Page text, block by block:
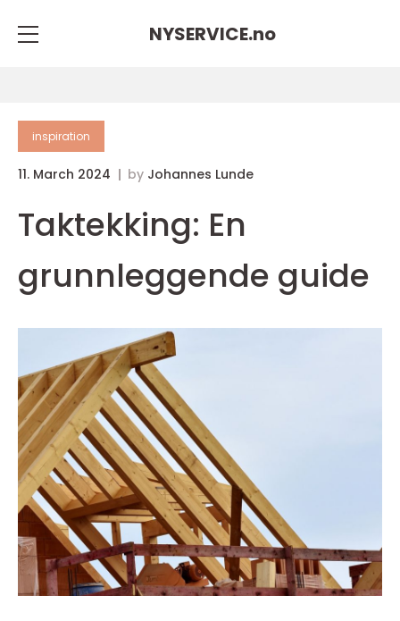
NYSERVICE.no
inspiration
11. March 2024 by Johannes Lunde
Taktekking: En
grunnleggende guide